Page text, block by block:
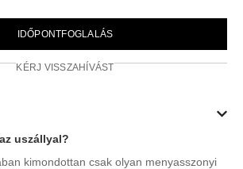
IDŐPONTFOGLALÁS
KÉRJ VISSZAHÍVÁST
uszállyal?
kimondottan csak olyan menyasszonyi